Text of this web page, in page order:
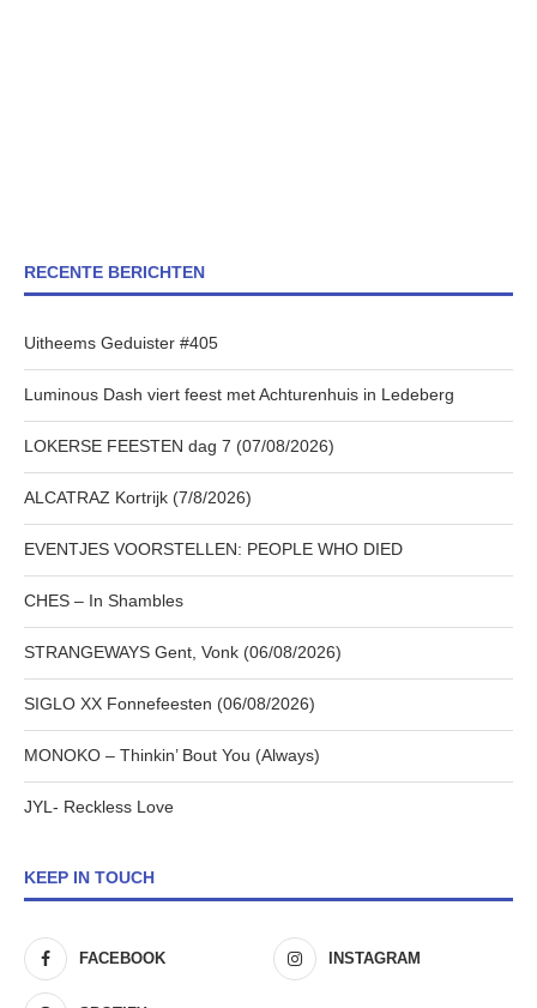
RECENTE BERICHTEN
Uitheems Geduister #405
Luminous Dash viert feest met Achturenhuis in Ledeberg
LOKERSE FEESTEN dag 7 (07/08/2026)
ALCATRAZ Kortrijk (7/8/2026)
EVENTJES VOORSTELLEN: PEOPLE WHO DIED
CHES – In Shambles
STRANGEWAYS Gent, Vonk (06/08/2026)
SIGLO XX Fonnefeesten (06/08/2026)
MONOKO – Thinkin’ Bout You (Always)
JYL- Reckless Love
KEEP IN TOUCH
FACEBOOK INSTAGRAM